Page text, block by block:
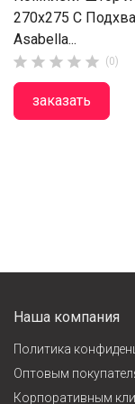
270х275 С
Asabella...
     (0)
заказать
Наша компания
Политика
Оптовым
Корпоративным